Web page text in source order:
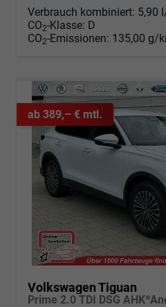
Verbrauch kombiniert: 5,90
CO2-Klasse: D
CO2-Emissionen: 135,00 g/
ab 389,– € mtl.
Volkswagen Tiguan